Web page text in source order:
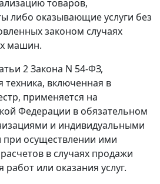
товаров,
либо оказывающие услуги без
законом случаях
машин.
2Закона N 54-ФЗ,
техника, включенная в
применяется на
Федерации в обязательном
и индивидуальными
осуществлении ими
в случаях продажи
или оказания услуг.